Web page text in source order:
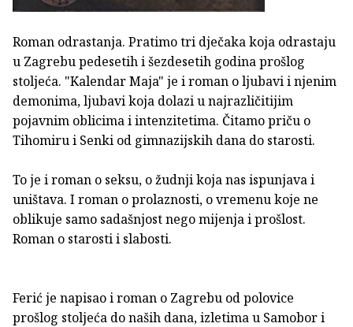
Roman odrastanja. Pratimo tri dječaka koja odrastaju
u Zagrebu pedesetih i šezdesetih godina prošlog
stoljeća. "Kalendar Maja" je i roman o ljubavi i njenim
demonima, ljubavi koja dolazi u najrazličitijim
pojavnim oblicima i intenzitetima. Čitamo priču o
Tihomiru i Senki od gimnazijskih dana do starosti.
To je i roman o seksu, o žudnji koja nas ispunjava i
uništava. I roman o prolaznosti, o vremenu koje ne
oblikuje samo sadašnjost nego mijenja i prošlost.
Roman o starosti i slabosti.
Ferić je napisao i roman o Zagrebu od polovice
prošlog stoljeća do naših dana, izletima u Samobor i